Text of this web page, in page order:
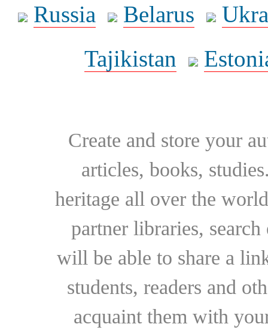
Russia
Belarus
Tajikistan
Create and store your
articles, books,
heritage all over the
partner libraries,
will be able to share a
students, readers and
acquaint them with